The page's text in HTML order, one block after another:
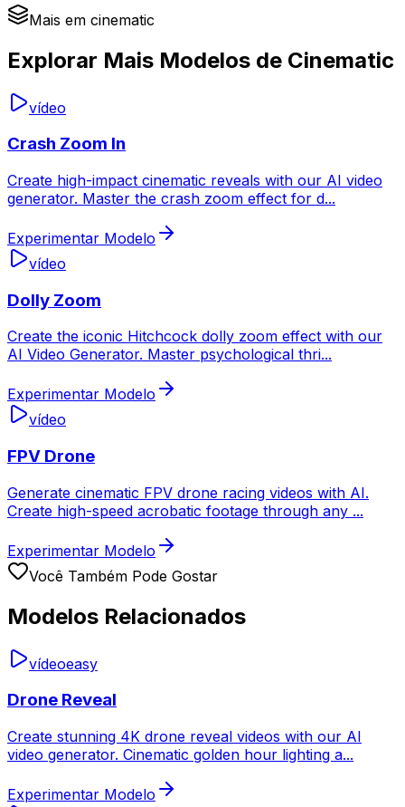
Mais em cinematic
Explorar Mais Modelos de Cinematic
vídeo
Crash Zoom In
Create high-impact cinematic reveals with our AI video
generator. Master the crash zoom effect for d...
Experimentar Modelo
vídeo
Dolly Zoom
Create the iconic Hitchcock dolly zoom effect with our
AI Video Generator. Master psychological thri...
Experimentar Modelo
vídeo
FPV Drone
Generate cinematic FPV drone racing videos with AI.
Create high-speed acrobatic footage through any ...
Experimentar Modelo
Você Também Pode Gostar
Modelos Relacionados
vídeoeasy
Drone Reveal
Create stunning 4K drone reveal videos with our AI
video generator. Cinematic golden hour lighting a...
Experimentar Modelo